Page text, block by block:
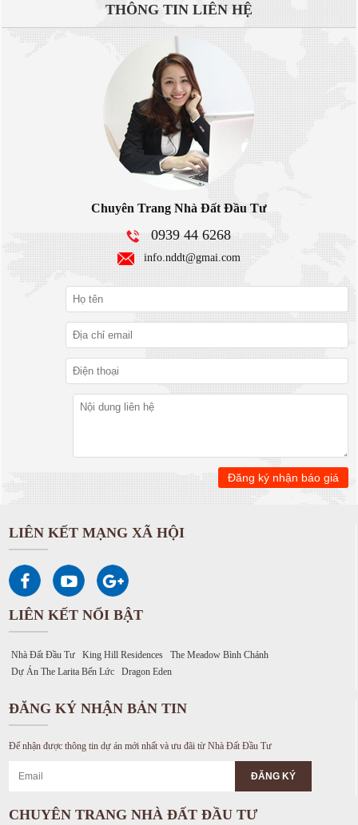
THÔNG TIN LIÊN HỆ
Chuyên Trang Nhà Đất Đầu Tư
0939 44 6268
info.nddt@gmai.com
LIÊN KẾT MẠNG XÃ HỘI
LIÊN KẾT NỔI BẬT
Nhà Đất Đầu Tư King Hill Residences
The Meadow Bình Chánh
Dự Án The Larita Bến Lức
Dragon Eden
ĐĂNG KÝ NHẬN BẢN TIN
Để nhận được thông tin dự án mới nhất và ưu đãi từ Nhà Đất Đầu Tư
CHUYÊN TRANG NHÀ ĐẤT ĐẦU TƯ